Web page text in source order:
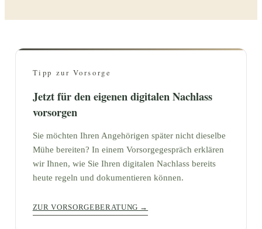
Tipp zur Vorsorge
Jetzt für den eigenen digitalen Nachlass
vorsorgen
Sie möchten Ihren Angehörigen später nicht dieselbe
Mühe bereiten? In einem Vorsorgegespräch erklären
wir Ihnen, wie Sie Ihren digitalen Nachlass bereits
heute regeln und dokumentieren können.
ZUR VORSORGEBERATUNG →